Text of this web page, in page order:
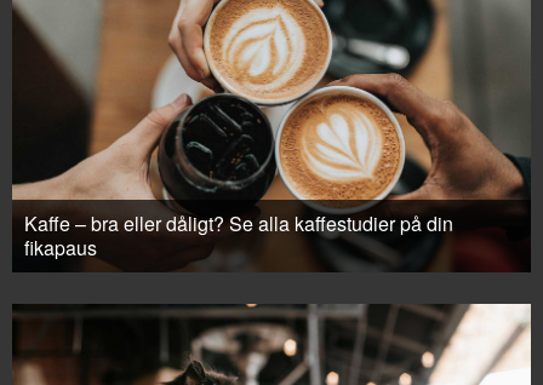
Kaffe – bra eller dåligt? Se alla kaffestudier på din
fikapaus